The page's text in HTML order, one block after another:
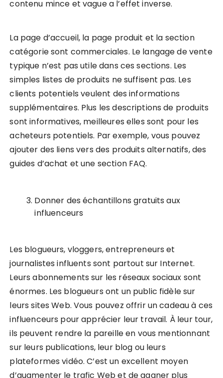
contenu mince et vague a l’effet inverse.
La page d’accueil, la page produit et la section
catégorie sont commerciales. Le langage de vente
typique n’est pas utile dans ces sections. Les
simples listes de produits ne suffisent pas. Les
clients potentiels veulent des informations
supplémentaires. Plus les descriptions de produits
sont informatives, meilleures elles sont pour les
acheteurs potentiels. Par exemple, vous pouvez
ajouter des liens vers des produits alternatifs, des
guides d’achat et une section FAQ.
Donner des échantillons gratuits aux
influenceurs
Les blogueurs, vloggers, entrepreneurs et
journalistes influents sont partout sur Internet.
Leurs abonnements sur les réseaux sociaux sont
énormes. Les blogueurs ont un public fidèle sur
leurs sites Web. Vous pouvez offrir un cadeau à ces
influenceurs pour apprécier leur travail. À leur tour,
ils peuvent rendre la pareille en vous mentionnant
sur leurs publications, leur blog ou leurs
plateformes vidéo. C’est un excellent moyen
d’augmenter le trafic Web et de gagner plus